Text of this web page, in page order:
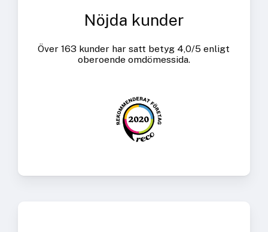
Nöjda kunder
Över 163 kunder har satt betyg 4,0/5 enligt
oberoende omdömessida.